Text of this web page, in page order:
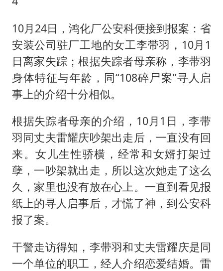
10月24日，鸿化厂公安科便接到报案：省
安装公司驻厂工地的女工李带羽，10月1
日离家失踪；根据失踪者母亲称，李带羽
身体特征与年龄，同“108碎尸案”寻人启
事上的介绍十分相似。
根据失踪者母亲的介绍，10月1日，李带
羽同丈夫雷耀庆吵架出走后，一直没有回
来。女儿生性骄横，经常和女婿打架过
孽，一吵架就出走，所以这次她走了这么
久，家里也没有放在心上。一直到看见报
纸上的寻人启事后，才慌了神，到公安科
报了案。
干警走访得知，李带羽和丈夫雷耀庆是同
一个单位的职工，经人介绍恋爱结婚。雷